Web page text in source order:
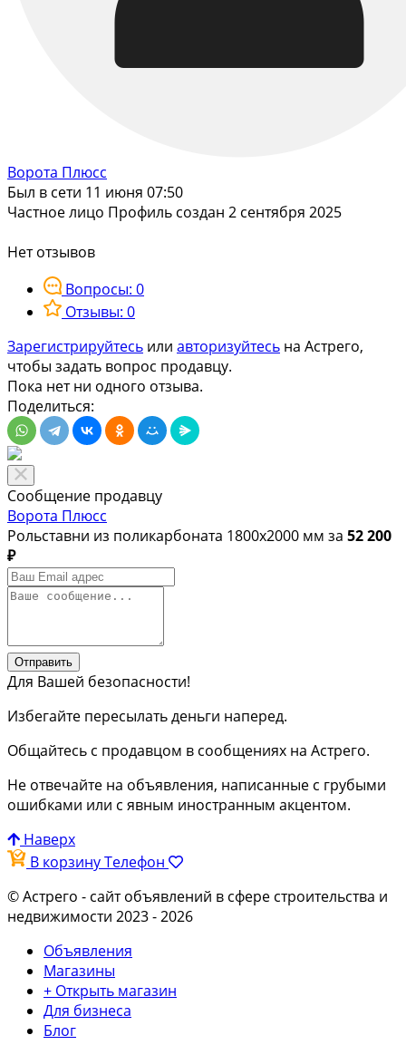
Ворота Плюсс
Был в сети 11 июня 07:50
Частное лицо Профиль создан 2 сентября 2025
Нет отзывов
Вопросы: 0
Отзывы: 0
Зарегистрируйтесь или авторизуйтесь на Астрего,
чтобы задать вопрос продавцу.
Пока нет ни одного отзыва.
Поделиться:
Сообщение продавцу
Ворота Плюсс
Рольставни из поликарбоната 1800х2000 мм за 52 200
₽
Отправить
Для Вашей безопасности!
Избегайте пересылать деньги наперед.
Общайтесь с продавцом в сообщениях на Астрего.
Не отвечайте на объявления, написанные с грубыми
ошибками или с явным иностранным акцентом.
Наверх
В корзинуТелефон
© Астрего - сайт объявлений в сфере строительства и
недвижимости 2023 - 2026
Объявления
Магазины
+ Открыть магазин
Для бизнеса
Блог